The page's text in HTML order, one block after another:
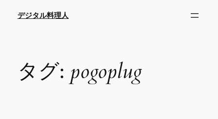
デジタル料理人
タグ: pogoplug